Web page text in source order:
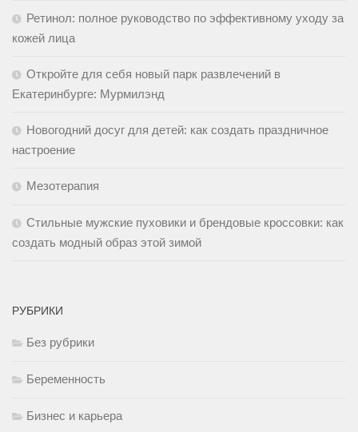
Ретинол: полное руководство по эффективному уходу за
кожей лица
Откройте для себя новый парк развлечений в
Екатеринбурге: Мурмилэнд
Новогодний досуг для детей: как создать праздничное
настроение
Мезотерапия
Стильные мужские пуховики и брендовые кроссовки: как
создать модный образ этой зимой
РУБРИКИ
Без рубрики
Беременность
Бизнес и карьера